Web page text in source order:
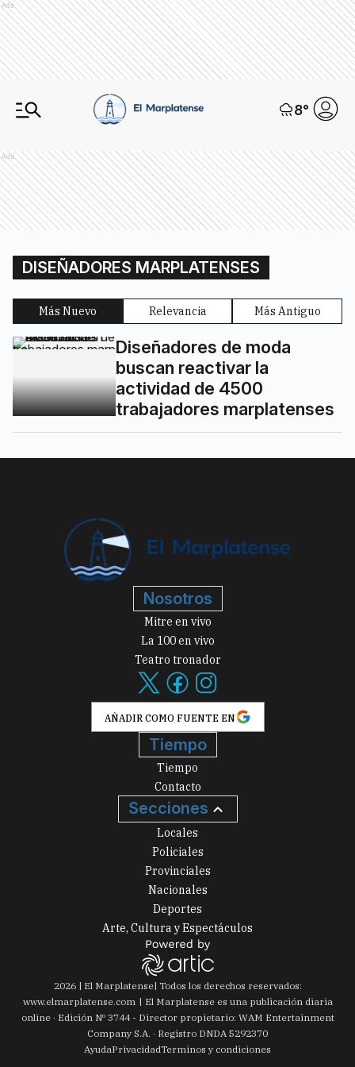
Ads
8°
Ads
DISEÑADORES MARPLATENSES
Más Nuevo Relevancia Más Antiguo
Diseñadores de moda
buscan reactivar la
actividad de 4500
trabajadores marplatenses
Nosotros
Mitre en vivo
La 100 en vivo
Teatro tronador
AÑADIR COMO FUENTE EN
Tiempo
Tiempo
Contacto
Secciones
Locales
Policiales
Provinciales
Nacionales
Deportes
Arte, Cultura y Espectáculos
2026| El Marplatense| Todos los derechos reservados:
www.elmarplatense.com
El Marplatense es una publicación diaria
online · Edición Nº 3744- Director propietario: WAM Entertainment
Company S.A. · Registro DNDA 5292370
AyudaPrivacidadTerminos y condiciones